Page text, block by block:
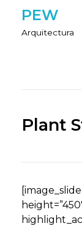
PEW
Arquitectura
Plant